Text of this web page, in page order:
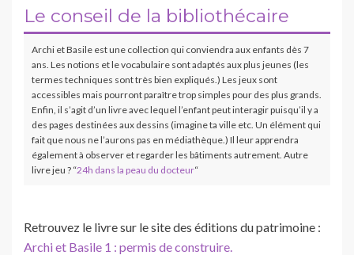
Le conseil de la bibliothécaire
Archi et Basile est une collection qui conviendra aux enfants dès 7
ans. Les notions et le vocabulaire sont adaptés aux plus jeunes (les
termes techniques sont très bien expliqués.) Les jeux sont
accessibles mais pourront paraître trop simples pour des plus grands.
Enfin, il s’agit d’un livre avec lequel l’enfant peut interagir puisqu’il y a
des pages destinées aux dessins (imagine ta ville etc. Un élément qui
fait que nous ne l’aurons pas en médiathèque.) Il leur apprendra
également à observer et regarder les bâtiments autrement. Autre
livre jeu ? “24h dans la peau du docteur“
Retrouvez le livre sur le site des éditions du patrimoine :
Archi et Basile 1 : permis de construire.